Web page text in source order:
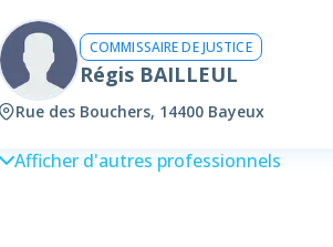
COMMISSAIRE DE JUSTICE
Régis BAILLEUL
Rue des Bouchers, 14400 Bayeux
Afficher d'autres professionnels